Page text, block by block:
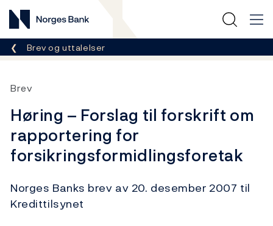
Norges Bank
Her er du nå:
Brev og uttalelser
Brev
Høring – Forslag til forskrift om
rapportering for
forsikringsformidlingsforetak
Norges Banks brev av 20. desember 2007 til
Kredittilsynet